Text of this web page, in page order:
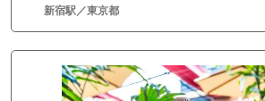
新宿駅／東京都